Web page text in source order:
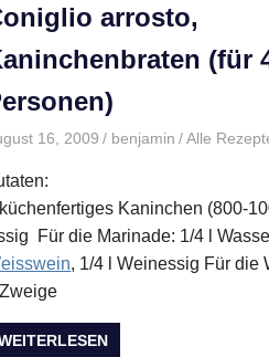
arrosto,
(für
16, 2009 benjamin Alle
Kaninchen (800-
Für die Marinade: 1/4 l
, 1/4 l Weinessig Für die